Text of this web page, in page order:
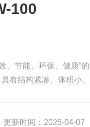
100
、节能、环保、健康“
有结构紧凑、体积小
更新时间：2025-04-07